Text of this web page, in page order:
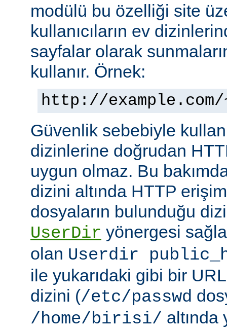
modülü bu özelliği site
kullanıcıların ev
sayfalar olarak
kullanır. Örnek:
http://
Güvenlik sebebiyle
dizinlerine doğrudan
uygun olmaz. Bu
dizini altında HTTP
dosyaların bulunduğu
UserDir yönergesi
olan Userdir
ile yukarıdaki gibi bir URL
dizini (/etc/passwd
/home/birisi/ altında